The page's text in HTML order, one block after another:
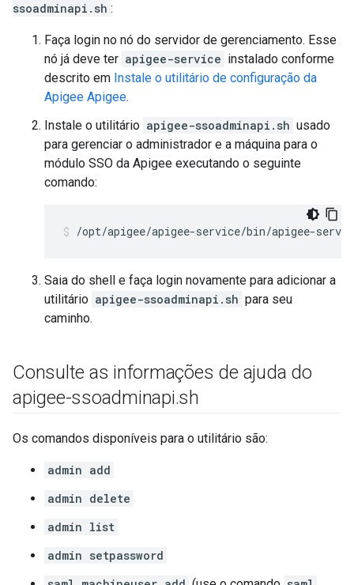
ssoadminapi.sh :
Faça login no nó do servidor de gerenciamento. Esse
nó já deve ter apigee-service instalado conforme
descrito em Instale o utilitário de configuração da
Apigee Apigee.
Instale o utilitário apigee-ssoadminapi.sh usado
para gerenciar o administrador e a máquina para o
módulo SSO da Apigee executando o seguinte
comando:
/opt/apigee/apigee-service/bin/apigee-
Saia do shell e faça login novamente para adicionar a
utilitário apigee-ssoadminapi.sh para seu
caminho.
Consulte as informações de ajuda do
apigee-ssoadminapi.sh
Os comandos disponíveis para o utilitário são:
admin add
admin delete
admin list
admin setpassword